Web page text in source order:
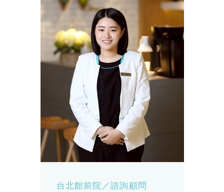
台北館前院／諮詢顧問